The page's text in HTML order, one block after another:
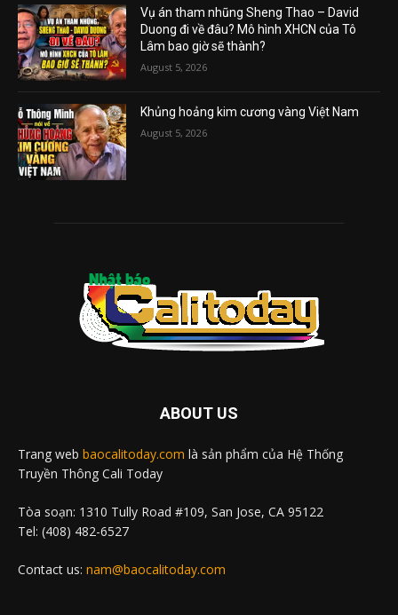
Vụ án tham nhũng Sheng Thao – David
Duong đi về đâu? Mô hình XHCN của Tô
Lâm bao giờ sẽ thành?
August 5, 2026
Khủng hoảng kim cương vàng Việt Nam
August 5, 2026
ABOUT US
Trang web baocalitoday.com là sản phẩm của Hệ Thống
Truyền Thông Cali Today
Tòa soạn: 1310 Tully Road #109, San Jose, CA 95122
Tel: (408) 482-6527
Contact us: nam@baocalitoday.com